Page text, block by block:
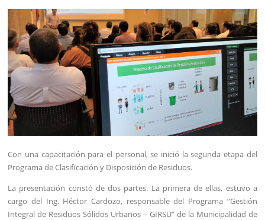
Con una capacitación para el personal, se inició la segunda etapa del
Programa de Clasificación y Disposición de Residuos.
La presentación constó de dos partes. La primera de ellas, estuvo a
cargo del Ing. Héctor Cardozo, responsable del Programa “Gestión
Integral de Residuos Sólidos Urbanos – GIRSU” de la Municipalidad de